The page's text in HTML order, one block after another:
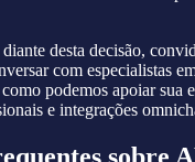
diante desta decisão,
com especialistas
podemos apoiar sua
e integrações